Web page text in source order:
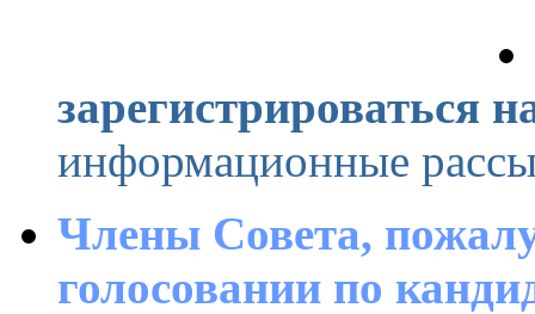
зарегистрироваться
информационные
Члены Совета,
голосовании по